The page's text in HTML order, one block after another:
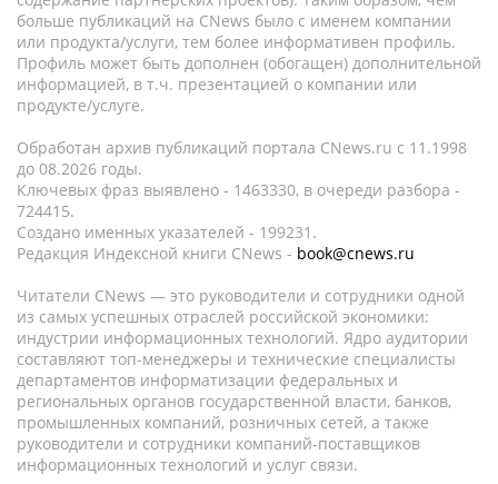
больше публикаций на CNews было с именем компании
или продукта/услуги, тем более информативен профиль.
Профиль может быть дополнен (обогащен) дополнительной
информацией, в т.ч. презентацией о компании или
продукте/услуге.
Обработан архив публикаций портала CNews.ru c 11.1998
до 08.2026 годы.
Ключевых фраз выявлено - 1463330, в очереди разбора -
724415.
Создано именных указателей - 199231.
Редакция Индексной книги CNews - book@cnews.ru
Читатели CNews — это руководители и сотрудники одной
из самых успешных отраслей российской экономики:
индустрии информационных технологий. Ядро аудитории
составляют топ-менеджеры и технические специалисты
департаментов информатизации федеральных и
региональных органов государственной власти, банков,
промышленных компаний, розничных сетей, а также
руководители и сотрудники компаний-поставщиков
информационных технологий и услуг связи.